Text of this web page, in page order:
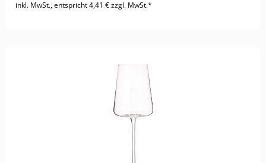
inkl. MwSt., entspricht 4,41 € zzgl. MwSt.*